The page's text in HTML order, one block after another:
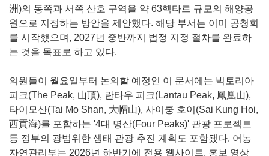
洲)의 동쪽과 서쪽 산호 구역을 약 63헥타르 규모의 해양공
원으로 지정하는 방안을 제안했다. 해당 부서는 이미 공청회
를 시작했으며, 2027년 중반까지 법정 지정 절차를 완료하
는 것을 목표로 하고 있다.
의원들이 월요일부터 논의할 예정인 이 문서에는 빅토리아
피크(The Peak, 山頂), 란타우 피크(Lantau Peak, 鳳凰山),
타이모산(Tai Mo Shan, 大帽山), 사이쿵 호이(Sai Kung Hoi,
西貢海)를 포함하는 '4대 명산(Four Peaks)' 관광 프로젝트
등 정부의 광범위한 생태 관광 추진 계획도 포함됐다. 어농
자연관리부는 2026년 하반기에 전용 웹사이트, 홍보 영상